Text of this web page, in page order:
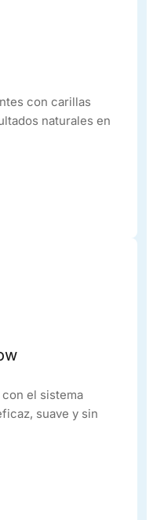
con carillas
naturales en
el sistema
suave y sin